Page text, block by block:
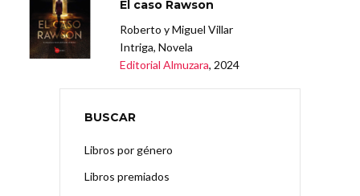
El caso Rawson
Roberto y Miguel Villar
Intriga, Novela
Editorial Almuzara, 2024
BUSCAR
Libros por género
Libros premiados